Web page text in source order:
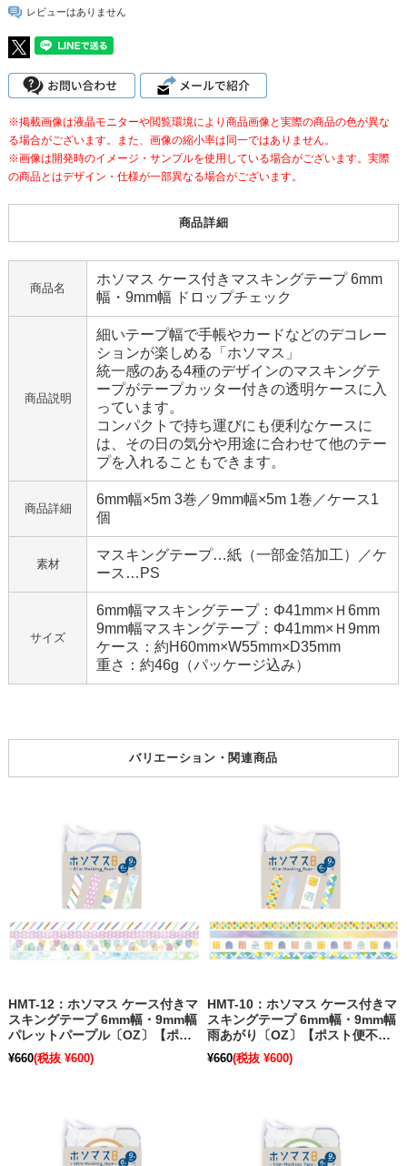
レビューはありません
※掲載画像は液晶モニターや閲覧環境により商品画像と実際の商品の色が異な
る場合がございます。また、画像の縮小率は同一ではありません。
※画像は開発時のイメージ・サンプルを使用している場合がございます。実際
の商品とはデザイン・仕様が一部異なる場合がございます。
商品詳細
商品名
ホソマス ケース付きマスキングテープ 6mm
幅・9mm幅 ドロップチェック
商品説明
細いテープ幅で手帳やカードなどのデコレー
ションが楽しめる「ホソマス」
統一感のある4種のデザインのマスキングテ
ープがテープカッター付きの透明ケースに入
っています。
コンパクトで持ち運びにも便利なケースに
は、その日の気分や用途に合わせて他のテー
プを入れることもできます。
商品詳細
6mm幅×5m 3巻／9mm幅×5m 1巻／ケース1
個
素材
マスキングテープ…紙（一部金箔加工）／ケ
ース…PS
サイズ
6mm幅マスキングテープ：Φ41mm×Ｈ6mm
9mm幅マスキングテープ：Φ41mm×Ｈ9mm
ケース：約H60mm×W55mm×D35mm
重さ：約46g（パッケージ込み）
バリエーション・関連商品
HMT-12：ホソマス ケース付きマ
スキングテープ 6mm幅・9mm幅
パレットパープル〔OZ〕【ポス
ト便不可】【旧パッケージ】
¥660(税抜 ¥600)
HMT-10：ホソマス ケース付きマ
スキングテープ 6mm幅・9mm幅
雨あがり〔OZ〕【ポスト便不
可】【旧パッケージ】
¥660(税抜 ¥600)